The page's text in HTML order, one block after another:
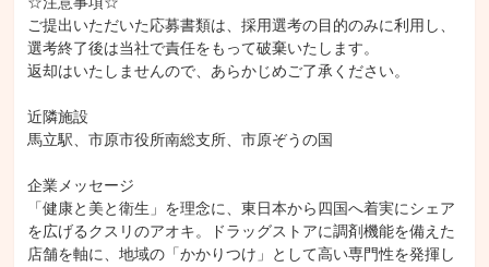
ご提出いただいた応募書類は、採用選考の目的のみに利用し、
選考終了後は当社で責任をもって破棄いたします。
返却はいたしませんので、あらかじめご了承ください。
近隣施設
馬立駅、市原市役所南総支所、市原ぞうの国
企業メッセージ
「健康と美と衛生」を理念に、東日本から四国へ着実にシェア
を広げるクスリのアオキ。ドラッグストアに調剤機能を備えた
店舗を軸に、地域の「かかりつけ」として高い専門性を発揮し